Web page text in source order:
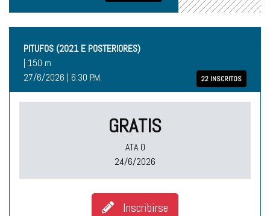
PITUFOS (2021 E POSTERIORES)
| 150 m
22 INSCRITOS
27/6/2026 | 6:30 P.M.
GRATIS
ATA O
24/6/2026
Inscribirse